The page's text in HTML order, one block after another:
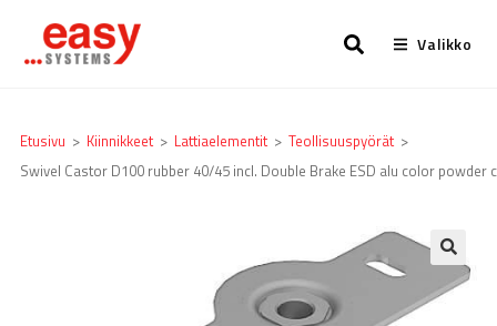
Valikko
Etusivu > Kiinnikkeet > Lattia­elementit > Teollisuuspyörät >
Swivel Castor D100 rubber 40/45 incl. Double Brake ESD alu color powder
🔍